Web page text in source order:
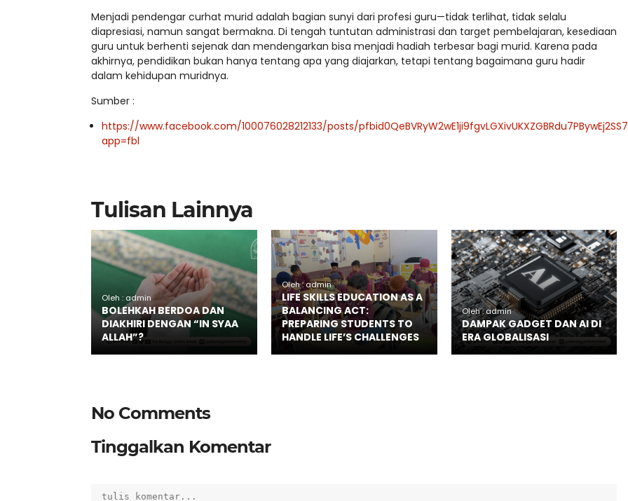
Menjadi pendengar curhat murid adalah bagian sunyi dari profesi guru—tidak terlihat, tidak selalu
diapresiasi, namun sangat bermakna. Di tengah tuntutan administrasi dan target pembelajaran, kesediaan
guru untuk berhenti sejenak dan mendengarkan bisa menjadi hadiah terbesar bagi murid. Karena pada
akhirnya, pendidikan bukan hanya tentang apa yang diajarkan, tetapi tentang bagaimana guru hadir
dalam kehidupan muridnya.
Sumber :
https://www.facebook.com/100076028212133/posts/
app=fbl
Tulisan Lainnya
Oleh : admin
BOLEHKAH BERDOA DAN
DIAKHIRI DENGAN “IN SYAA
ALLAH”?
Oleh : admin
LIFE SKILLS EDUCATION AS A
BALANCING ACT:
PREPARING STUDENTS TO
HANDLE LIFE’S CHALLENGES
Oleh : admin
DAMPAK GADGET DAN AI DI
ERA GLOBALISASI
No Comments
Tinggalkan Komentar